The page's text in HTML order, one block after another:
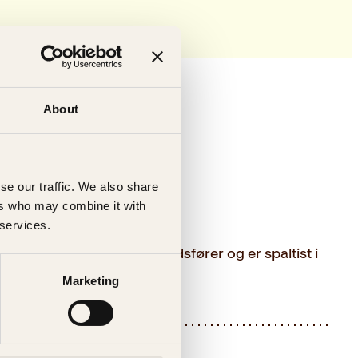
About
our traffic. We also share
who may combine it with
Marketing
jobber som digital markedsfører og er spaltist i